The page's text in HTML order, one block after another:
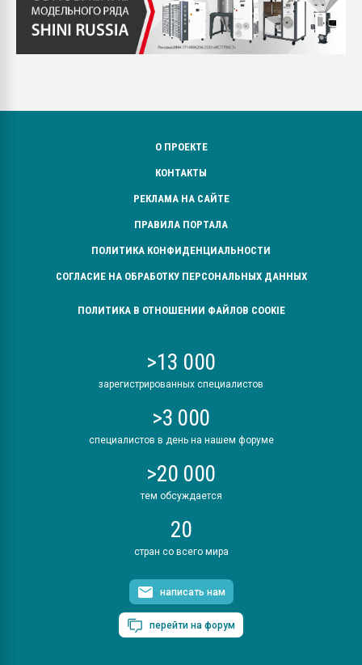
О ПРОЕКТЕ
КОНТАКТЫ
РЕКЛАМА НА САЙТЕ
ПРАВИЛА ПОРТАЛА
ПОЛИТИКА КОНФИДЕНЦИАЛЬНОСТИ
СОГЛАСИЕ НА ОБРАБОТКУ ПЕРСОНАЛЬНЫХ ДАННЫХ
ПОЛИТИКА В ОТНОШЕНИИ ФАЙЛОВ COOKIE
>13 000
зарегистрированных специалистов
>3 000
специалистов в день на нашем форуме
>20 000
тем обсуждается
20
стран со всего мира
написать нам
перейти на форум